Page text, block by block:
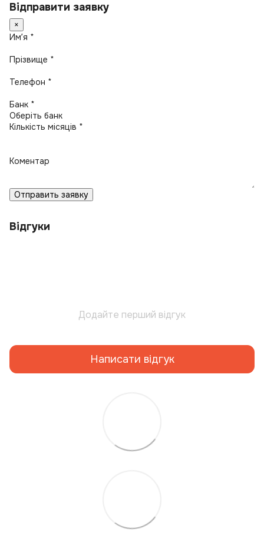
Відправити заявку
×
Имʼя *
Прізвище *
Телефон *
Банк *
Кількість місяців *
Коментар
Отправить заявку
Відгуки
Додайте перший відгук
Написати відгук